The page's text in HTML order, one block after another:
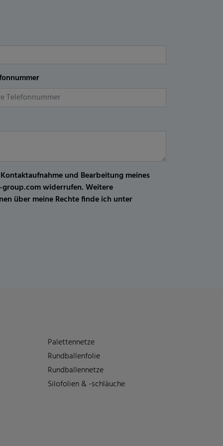
und Bearbeitung meines
widerrufen. Weitere
über meine Rechte finde ich unter
Palettennetze
Rundballenfolie
Rundballennetze
Silofolien & -schläuche